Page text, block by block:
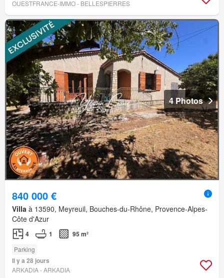
OUESTFRANCE-IMMO - BELLESPIERRES
4 Photos
840 000 €
Villa à 13590, Meyreuil, Bouches-du-Rhône, Provence-Alpes-
Côte d'Azur
4 1 95 m²
Parking
Il y a 28 jours
ARKADIA - ARKADIA